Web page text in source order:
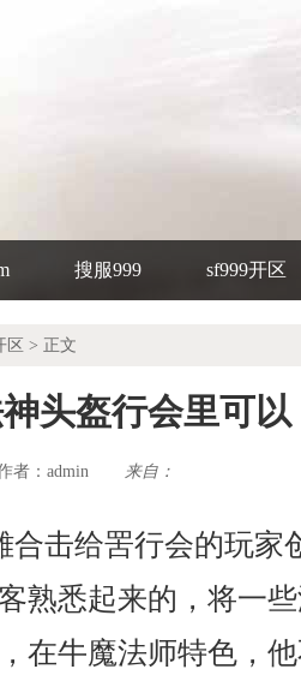
搜服999 sf999开区
区 > 正文
头盔行会里可以
者： admin 来自：
合击给罟行会的玩家
熟悉起来的，将一
在牛魔法师特色，